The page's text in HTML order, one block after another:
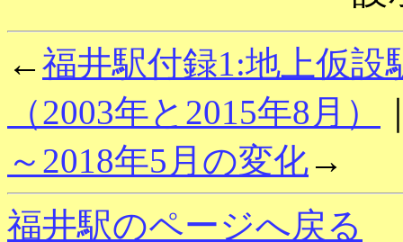
←福井駅付録1:地上仮
（2003年と2015年8月）
～2018年5月の変化→
福井駅のページへ戻る